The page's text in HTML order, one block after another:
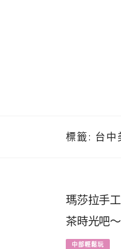
標籤: 台中
瑪莎拉手
茶時光吧〜
中部輕鬆玩